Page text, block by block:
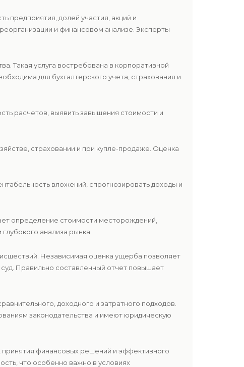
предприятия, долей участия, акций и
и финансовом анализе. Эксперты
Такая услуга востребована в корпоративной
для бухгалтерского учета, страхования и
расчетов, выявить завышения стоимости и
страховании и при купле-продаже. Оценка
вложений, спрогнозировать доходы и
определение стоимости месторождений,
анализа рынка.
Независимая оценка ущерба позволяет
Правильно составленный отчет повышает
доходного и затратного подходов.
законодательства и имеют юридическую
финансовых решений и эффективного
что особенно важно в условиях